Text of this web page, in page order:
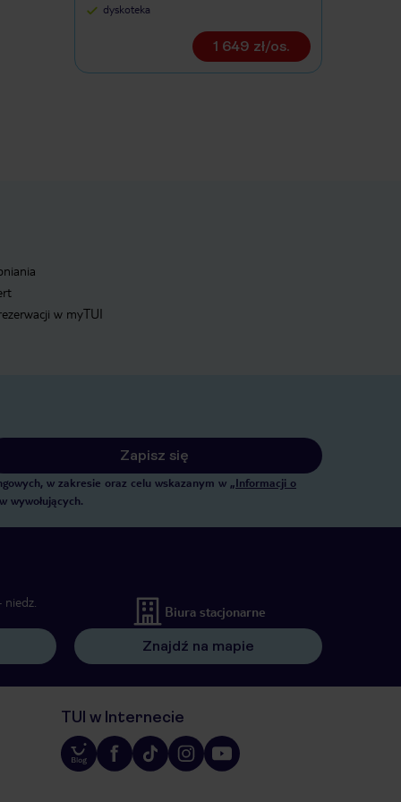
dyskoteka
1 649 zł/os.
w myTUI
Zapisz się
w zakresie oraz celu wskazanym w „Informacji o
wywołujących.
Biura stacjonarne
Znajdź na mapie
TUI w Internecie